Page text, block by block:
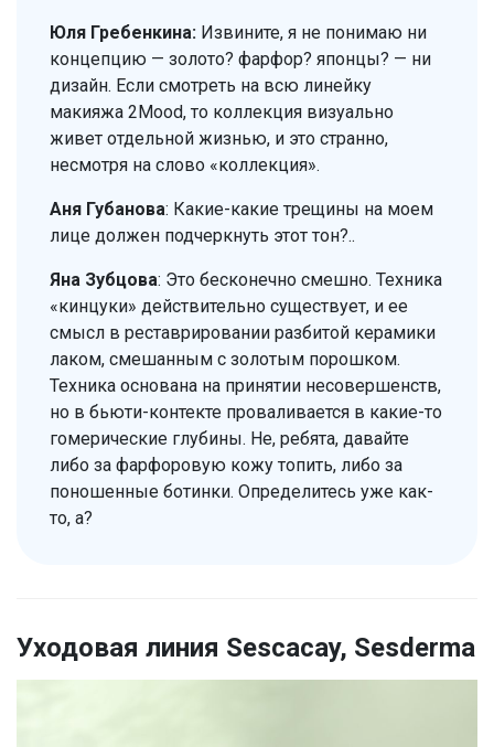
Юля Гребенкина: Извините, я не понимаю ни
концепцию — золото? фарфор? японцы? — ни
дизайн. Если смотреть на всю линейку
макияжа 2Mood, то коллекция визуально
живет отдельной жизнью, и это странно,
несмотря на слово «коллекция».
Аня Губанова: Какие-какие трещины на моем
лице должен подчеркнуть этот тон?..
Яна Зубцова: Это бесконечно смешно. Техника
«кинцуки» действительно существует, и ее
смысл в реставрировании разбитой керамики
лаком, смешанным с золотым порошком.
Техника основана на принятии несовершенств,
но в бьюти-контекте проваливается в какие-то
гомерические глубины. Не, ребята, давайте
либо за фарфоровую кожу топить, либо за
поношенные ботинки. Определитесь уже как-
то, а?
Уходовая линия Sescacay, Sesderma